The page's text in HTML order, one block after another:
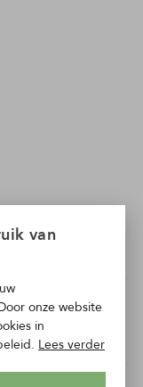
van
onze website
in
Lees verder